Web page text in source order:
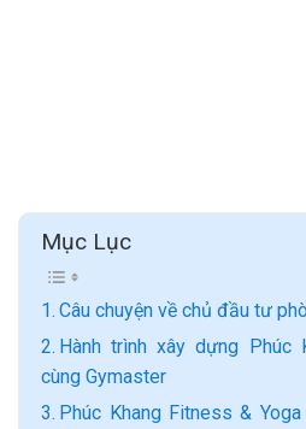
Mục Lục
Câu chuyện về chủ đầu tư
Hành trình xây dựng Phúc
cùng Gymaster
Phúc Khang Fitness &